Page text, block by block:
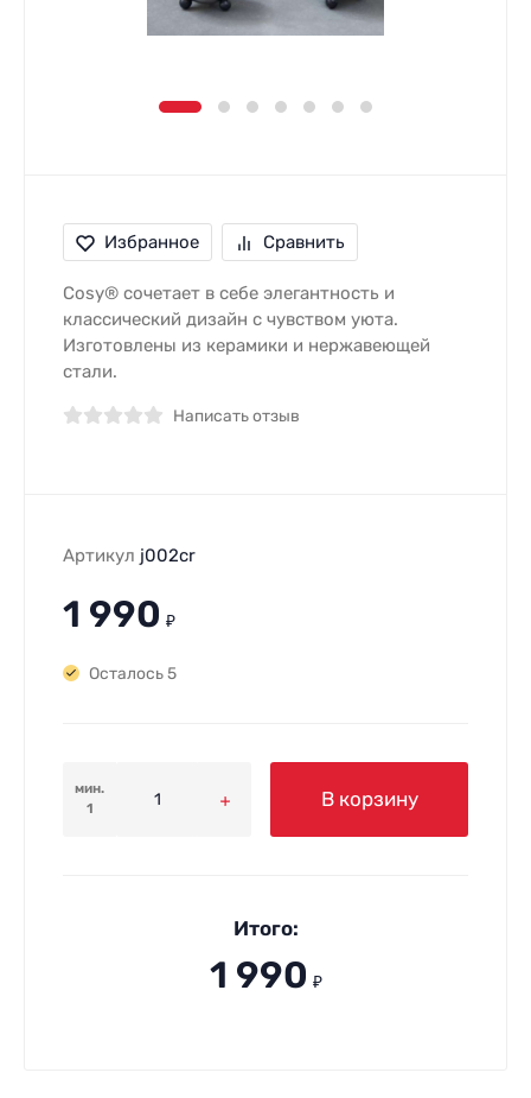
Избранное Сравнить
Cosy® сочетает в себе элегантность и
классический дизайн с чувством уюта.
Изготовлены из керамики и нержавеющей
стали.
Написать отзыв
Артикул j002cr
1 990 ₽
Осталось 5
мин.
1
В корзину
Итого:
1 990 ₽